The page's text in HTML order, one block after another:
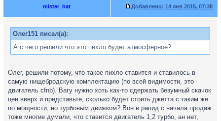
mister_hat Добавлено: 14 янв 2015, 07:38
Олег151 писал(а):
А с чего решили что это пихло будет атмосферное?
Олег, решили потому, что такое пихло ставится и ставилось в
самую нищебродскую комплектацию (по всей видимости, это
двигатель cfnb). Вагу нужно хоть как-то сдержать безумный скачок
цен вверх и представьте, сколько будет стоить джетта с таким же
по мощности, но турбовым движком? Вон в рапид с начала продаж
тоже многие думали, что ставится двигатель 1,2 турбо, ан нет,